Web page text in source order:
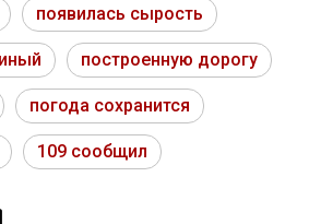
появилась сырость
построенную дорогу
погода сохранится
109 сообщил